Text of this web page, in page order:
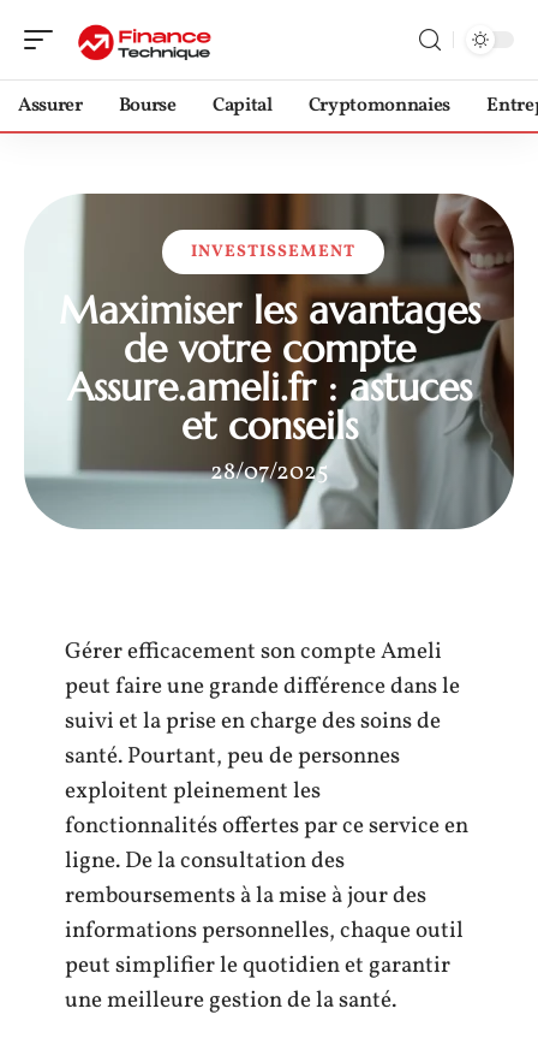
Assurer Bourse Capital Cryptomonnaies
INVESTISSEMENT
Maximiser les avantages
de votre compte
Assure.ameli.fr : astuces
et conseils
28/07/2025
Gérer efficacement son compte Ameli
peut faire une grande différence dans le
suivi et la prise en charge des soins de
santé. Pourtant, peu de personnes
exploitent pleinement les
fonctionnalités offertes par ce service en
ligne. De la consultation des
remboursements à la mise à jour des
informations personnelles, chaque outil
peut simplifier le quotidien et garantir
une meilleure gestion de la santé.